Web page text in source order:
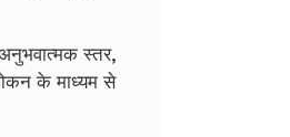
स्तर,
के माध्यम से